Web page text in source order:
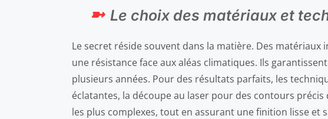
Le choix des matériaux et
Le secret réside souvent dans la matière. Des
une résistance face aux aléas climatiques. Ils
plusieurs années. Pour des résultats parfaits, les
éclatantes, la découpe au laser pour des contours
les plus complexes, tout en assurant une finition lisse et